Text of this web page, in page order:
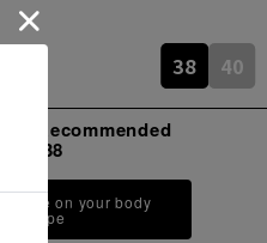
38 40
38
more on your body
type